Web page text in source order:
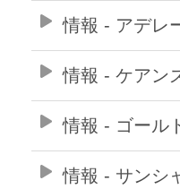
情報 - アデレ
情報 - ケアン
情報 - ゴール
情報 - サンシ